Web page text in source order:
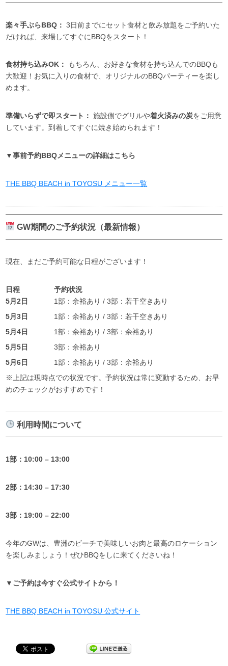
楽々手ぶらBBQ： 3日前までにセット食材と飲み放題をご予約いた
だければ、来場してすぐにBBQをスタート！
食材持ち込みOK：
もちろん、お好きな食材を持ち込んでのBBQも
大歓迎！お気に入りの食材で、オリジナルのBBQパーティーを楽し
めます。
準備いらずで即スタート： 施設側でグリルや着火済みの炭をご用意
しています。到着してすぐに焼き始められます！
▼事前予約BBQメニューの詳細はこちら
THE BBQ BEACH in TOYOSU メニュー一覧
GW期間のご予約状況（最新情報）
現在、まだご予約可能な日程がございます！
日程
予約状況
5月2日
1部：余裕あり / 3部：若干空きあり
5月3日
1部：余裕あり / 3部：若干空きあり
5月4日
1部：余裕あり / 3部：余裕あり
5月5日
3部：余裕あり
5月6日
1部：余裕あり / 3部：余裕あり
※上記は現時点での状況です。予約状況は常に変動するため、お早
めのチェックがおすすめです！
利用時間について
1部：10:00 – 13:00
2部：14:30 – 17:30
3部：19:00 – 22:00
今年のGWは、豊洲のビーチで美味しいお肉と最高のロケーション
を楽しみましょう！ぜひBBQをしに来てくださいね！
▼ご予約は今すぐ公式サイトから！
THE BBQ BEACH in TOYOSU 公式サイト